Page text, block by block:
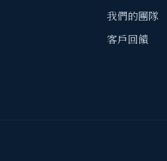
我們的團隊
客戶回饋